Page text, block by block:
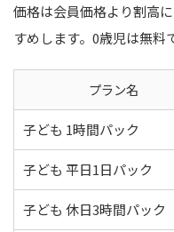
価格は会員価格より割高
すめします。0歳児は無料
プラン名
子ども 1時間パック
子ども 平日1日パック
子ども 休日3時間パック